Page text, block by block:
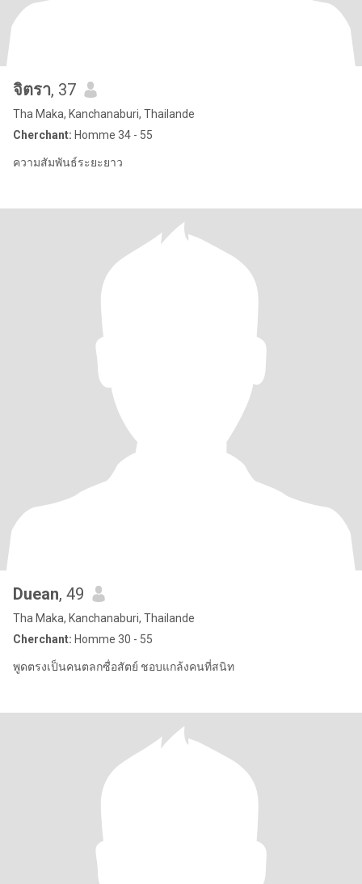
จิตรา, 37
Tha Maka, Kanchanaburi, Thailande
Cherchant: Homme 34 - 55
ความสัมพันธ์ระยะยาว
Duean, 49
Tha Maka, Kanchanaburi, Thailande
Cherchant: Homme 30 - 55
พูดตรงเป็นคนตลกซื่อสัตย์ ชอบแกล้งคนที่สนิท